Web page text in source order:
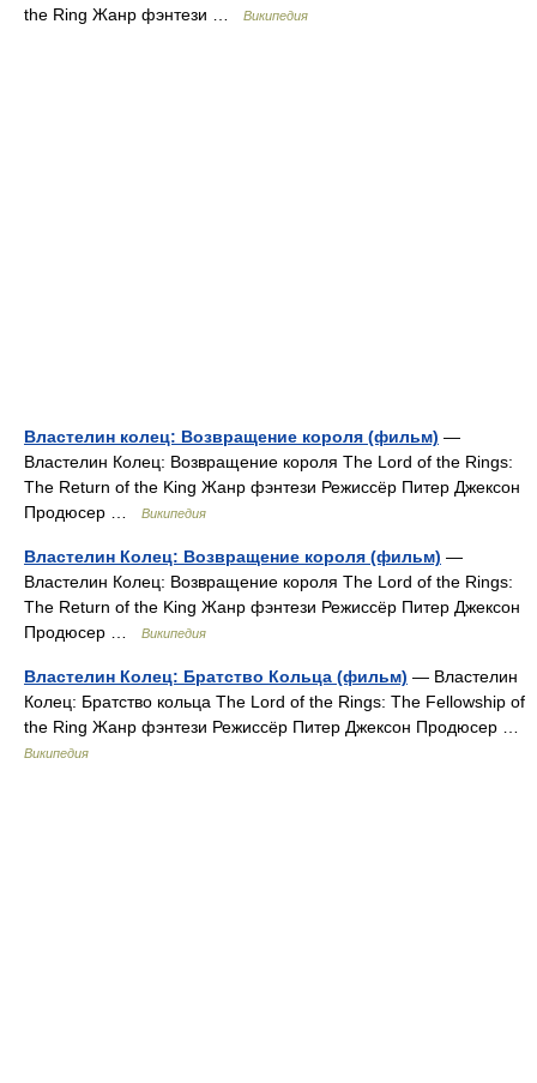
the Ring Жанр фэнтези …
Википедия
Властелин колец: Возвращение короля (фильм) —
Властелин Колец: Возвращение короля The Lord of the Rings:
The Return of the King Жанр фэнтези Режиссёр Питер Джексон
Продюсер …
Википедия
Властелин Колец: Возвращение короля (фильм) —
Властелин Колец: Возвращение короля The Lord of the Rings:
The Return of the King Жанр фэнтези Режиссёр Питер Джексон
Продюсер …
Википедия
Властелин Колец: Братство Кольца (фильм) — Властелин
Колец: Братство кольца The Lord of the Rings: The Fellowship of
the Ring Жанр фэнтези Режиссёр Питер Джексон Продюсер …
Википедия